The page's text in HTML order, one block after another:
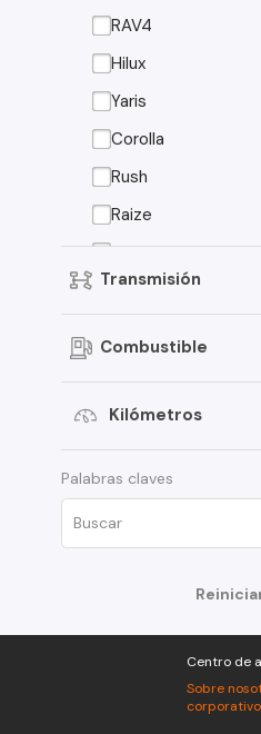
RAV4
Hilux
Yaris
Corolla
Rush
Raize
Corolla Cross
4Runner
RAV4 Hybrid
Auris
FJ Cruiser
Land Cruiser Prado
C-HR
Land Cruiser
Transmisión
Combustible
Kilómetros
Palabras claves
Centro de
Sobre
corporativo